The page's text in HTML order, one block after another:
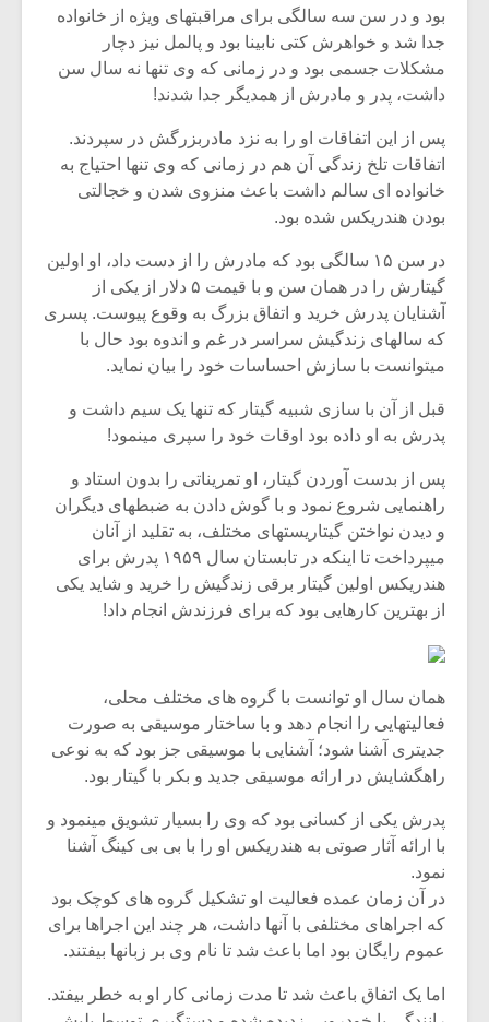
بود و در سن سه سالگی برای مراقبتهای ویژه از خانواده
جدا شد و خواهرش کتی نابینا بود و پالمل نیز دچار
مشکلات جسمی بود و در زمانی که وی تنها نه سال سن
داشت، پدر و مادرش از همدیگر جدا شدند!
پس از این اتفاقات او را به نزد مادربزرگش در سپردند.
اتفاقات تلخ زندگی آن هم در زمانی که وی تنها احتیاج به
خانواده ای سالم داشت باعث منزوی شدن و خجالتی
بودن هندریکس شده بود.
در سن ۱۵ سالگی بود که مادرش را از دست داد، او اولین
گیتارش را در همان سن و با قیمت ۵ دلار از یکی از
آشنایان پدرش خرید و اتفاق بزرگ به وقوع پیوست. پسری
که سالهای زندگیش سراسر در غم و اندوه بود حال با
میتوانست با سازش احساسات خود را بیان نماید.
قبل از آن با سازی شبیه گیتار که تنها یک سیم داشت و
پدرش به او داده بود اوقات خود را سپری مینمود!
پس از بدست آوردن گیتار، او تمریناتی را بدون استاد و
راهنمایی شروع نمود و با گوش دادن به ضبطهای دیگران
و دیدن نواختن گیتاریستهای مختلف، به تقلید از آنان
میپرداخت تا اینکه در تابستان سال ۱۹۵۹ پدرش برای
هندریکس اولین گیتار برقی زندگیش را خرید و شاید یکی
از بهترین کارهایی بود که برای فرزندش انجام داد!
همان سال او توانست با گروه های مختلف محلی،
فعالیتهایی را انجام دهد و با ساختار موسیقی به صورت
جدیتری آشنا شود؛ آشنایی با موسیقی جز بود که به نوعی
راهگشایش در ارائه موسیقی جدید و بکر با گیتار بود.
پدرش یکی از کسانی بود که وی را بسیار تشویق مینمود و
با ارائه آثار صوتی به هندریکس او را با بی بی کینگ آشنا
نمود.
در آن زمان عمده فعالیت او تشکیل گروه های کوچک بود
که اجراهای مختلفی با آنها داشت، هر چند این اجراها برای
عموم رایگان بود اما باعث شد تا نام وی بر زبانها بیفتند.
اما یک اتفاق باعث شد تا مدت زمانی کار او به خطر بیفتد.